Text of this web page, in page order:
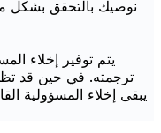
نوصيك بالتحقق بشكل
يتم توفير إخلاء
ترجمته. في حين قد
يبقى إخلاء المسؤولية